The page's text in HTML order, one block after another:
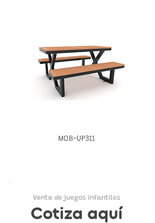
MOB-UP311
Venta de juegos infantiles
Cotiza aquí